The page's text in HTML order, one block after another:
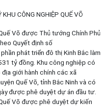
CÔNG NGHIỆP QUẾ VÕ
Võ được Thủ tướng Chính Phủ
Quyết định số
phát triển đô thị Kinh Bắc làm
tỷ đồng. Khu công nghiệp có
giới hành chính các xã
Quế Võ, tỉnh Bắc Ninh và có
được phê duyệt dự án đầu tư.
Võ được phê duyệt dự kiến